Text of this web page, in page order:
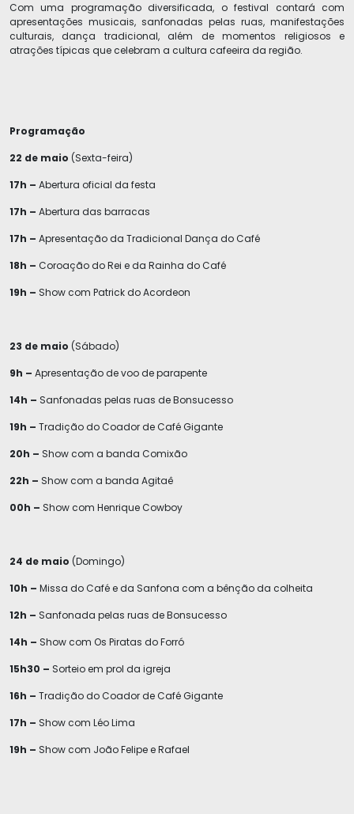
Com uma programação diversificada, o festival contará com
apresentações musicais, sanfonadas pelas ruas, manifestações
culturais, dança tradicional, além de momentos religiosos e
atrações típicas que celebram a cultura cafeeira da região.
Programação
22 de maio (Sexta-feira)
17h – Abertura oficial da festa
17h – Abertura das barracas
17h – Apresentação da Tradicional Dança do Café
18h – Coroação do Rei e da Rainha do Café
19h – Show com Patrick do Acordeon
23 de maio (Sábado)
9h – Apresentação de voo de parapente
14h – Sanfonadas pelas ruas de Bonsucesso
19h – Tradição do Coador de Café Gigante
20h – Show com a banda Comixão
22h – Show com a banda Agitaê
00h – Show com Henrique Cowboy
24 de maio (Domingo)
10h – Missa do Café e da Sanfona com a bênção da colheita
12h – Sanfonada pelas ruas de Bonsucesso
14h – Show com Os Piratas do Forró
15h30 – Sorteio em prol da igreja
16h – Tradição do Coador de Café Gigante
17h – Show com Léo Lima
19h – Show com João Felipe e Rafael